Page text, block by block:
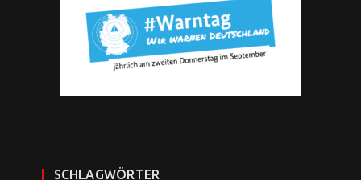
SCHLAGWÖRTER